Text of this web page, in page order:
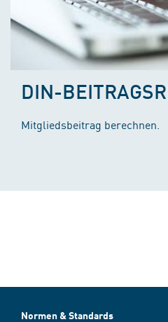
DIN-
Mitgliedsbeitrag berechnen.
Normen & Standards